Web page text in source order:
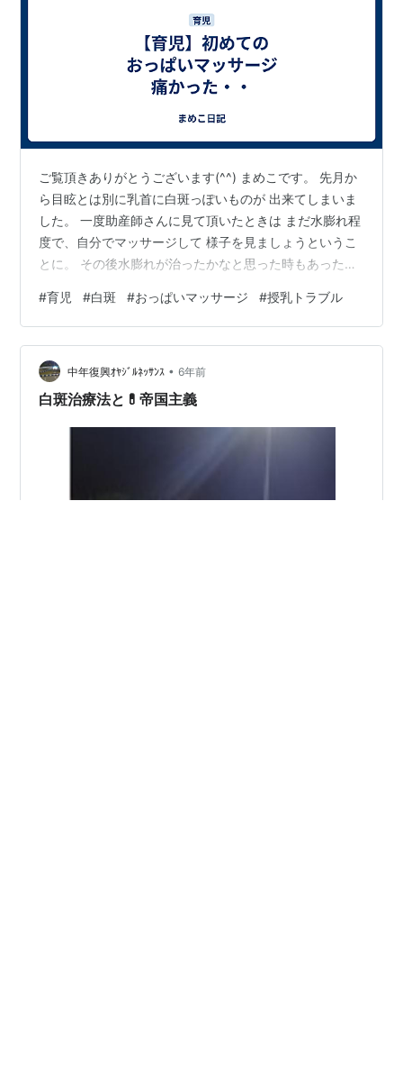
ご覧頂きありがとうございます(^^) まめこです。 先月か
ら目眩とは別に乳首に白斑っぽいものが 出来てしまいま
した。 一度助産師さんに見て頂いたときは まだ水膨れ程
度で、自分でマッサージして 様子を見ましょうというこ
とに。 その後水膨れが治ったかなと思った時もあったの
になり、 娘のあずきちゃんも途中でおっぱいから 口を外
すようになってしまいました。 ズキズキするようなおっ
ぱいの痛みに耐えられなくなり、 急遽病院で診てもらっ
たのですが、 白斑で乳管が詰まってしまい 乳腺炎一歩手
前の状態になっていました(°_°) 白斑とは簡単にいうと乳
#育児 #白斑 #おっぱいマッサージ #授乳トラブル
中年復興ｵﾔｼﾞﾙﾈｯｻﾝｽ • 6年前
白斑治療法と💊帝国主義